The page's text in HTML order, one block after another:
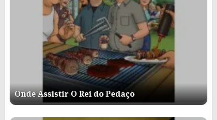
Onde Assistir O Rei do Pedaço